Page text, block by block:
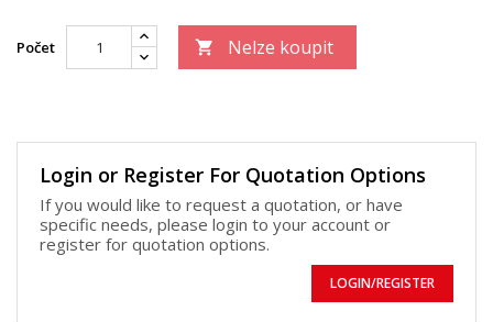
Počet  Nelze koupit
Login or Register For Quotation Options
If you would like to request a quotation, or have
specific needs, please login to your account or
register for quotation options.
LOGIN/REGISTER